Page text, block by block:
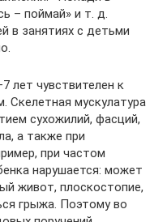
– поймай» и т. д.
в занятиях с детьми
лет чувствителен к
мускулатура
сухожилий, фасций,
а также при
при частом
нарушается: может
живот, плоскостопие,
грыжа. Поэтому во